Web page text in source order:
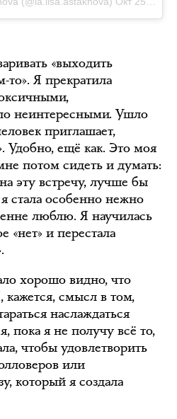
«выходить
то». Я прекратила
неинтересными. Ушло
приглашает,
Удобно, ещё как. Это моя
потом сидеть и думать:
эту встречу, лучше бы
стала особенно нежно
люблю. Я научилась
«нет» и перестала
хорошо видно, что
кажется, смысл в том,
наслаждаться
пока я не получу всё то,
чтобы удовлетворить
или
который я создала